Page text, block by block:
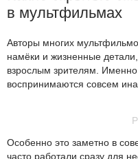
в мультфильмах
Авторы многих
намёки и жизненные
взрослым зрителям.
воспринимаются совсем
Особенно это заметно в
часто работали сразу для